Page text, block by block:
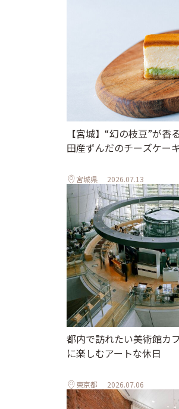
【宮城】“幻の枝豆”が香
田産ずんだのチーズケーキ
宮城県 2026.07.13
都内で訪れたい美術館カ
に楽しむアートな休日
東京都 2026.07.06